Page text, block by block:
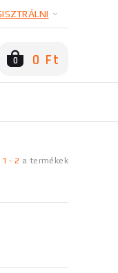
0 0 Ft
1 -2 a termékek